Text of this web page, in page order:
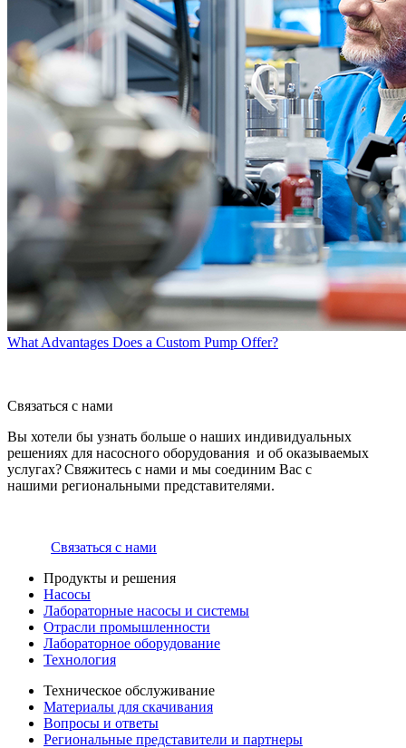
What Advantages Does a Custom Pump Offer?
Связаться с нами
Вы хотели бы узнать больше о наших индивидуальных
решениях для насосного оборудования и об оказываемых
услугах? Свяжитесь с нами и мы соединим Вас с
нашими региональными представителями.
Связаться с нами
Продукты и решения
Насосы
Лабораторные насосы и системы
Отрасли промышленности
Лабораторное оборудование
Технология
Техническое обслуживание
Материалы для скачивания
Вопросы и ответы
Региональные представители и партнеры